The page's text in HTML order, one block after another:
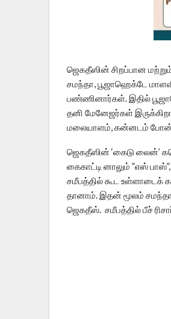
ஜெகதீஸின் சிறப்பான
சமந்தா, பூஜாஹெக்டே
பண்ணினார்கள். இதில்
தனி மேனேஜர்கள்
மலையாளம், கன்னடம்
ஜெகதீஸின் ‘கைடு லைன்’
கைகாட்டி னாலும் ”எஸ்
சமீபத்தில் கூட உள்ளாடைக்
தானாம். இதன் மூலம்
ஜெகதீஸ். சமீபத்தில் பீச்